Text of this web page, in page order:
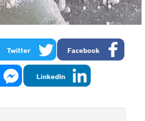
Facebook
Twitter
LinkedIn